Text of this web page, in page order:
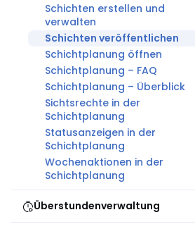
Schichten erstellen und
verwalten
Schichten veröffentlichen
Schichtplanung öffnen
Schichtplanung – FAQ
Schichtplanung – Überblick
Sichtsrechte in der
Schichtplanung
Statusanzeigen in der
Schichtplanung
Wochenaktionen in der
Schichtplanung
Überstundenverwaltung